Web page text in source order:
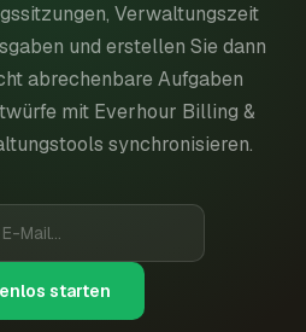
Verwaltungszeit
und erstellen Sie dann
abrechenbare Aufgaben
mit Everhour Billing &
synchronisieren.
starten